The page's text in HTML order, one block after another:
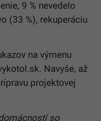
9 % nevedelo
(33 %), rekuperáciu
na výmenu
Navyše, až
projektovej
so